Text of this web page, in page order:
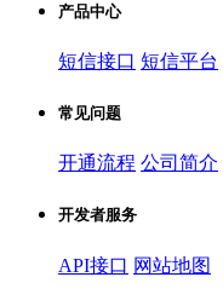
产品中心
短信接口 短信平台
常见问题
开通流程 公司简介
开发者服务
API接口 网站地图